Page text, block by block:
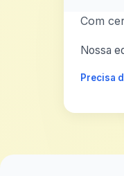
Com
Nossa
Precisa